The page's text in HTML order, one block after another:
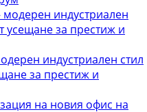
индустриален стил
за престиж и